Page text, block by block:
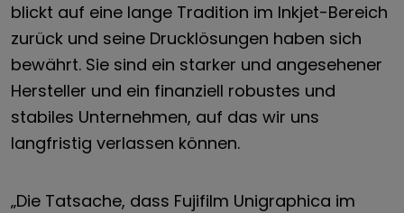
blickt auf eine lange Tradition im Inkjet-Bereich
zurück und seine Drucklösungen haben sich
bewährt. Sie sind ein starker und angesehener
Hersteller und ein finanziell robustes und
stabiles Unternehmen, auf das wir uns
langfristig verlassen können.
„Die Tatsache, dass Fujifilm Unigraphica im